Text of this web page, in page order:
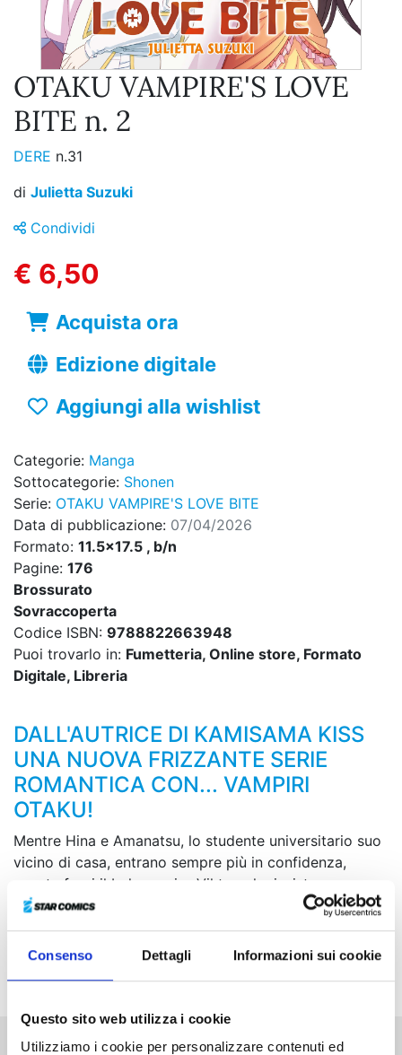
Consenso Dettagli Informazioni sui cookie
Questo sito web utilizza i cookie
Utilizziamo i cookie per personalizzare contenuti ed
OTAKU VAMPIRE'S LOVE
BITE n. 2
DERE n.31
di Julietta Suzuki
Condividi
€ 6,50
Acquista ora
Edizione digitale
Aggiungi alla wishlist
Categorie: Manga
Sottocategorie: Shonen
Serie: OTAKU VAMPIRE'S LOVE BITE
Data di pubblicazione: 07/04/2026
Formato: 11.5x17.5 , b/n
Pagine: 176
Brossurato
Sovraccoperta
Codice ISBN: 9788822663948
Puoi trovarlo in: Fumetteria, Online store, Formato
Digitale, Libreria
DALL'AUTRICE DI KAMISAMA KISS
UNA NUOVA FRIZZANTE SERIE
ROMANTICA CON... VAMPIRI
OTAKU!
Mentre Hina e Amanatsu, lo studente universitario suo
vicino di casa, entrano sempre più in confidenza,
spunta fuori il bel vampiro Viktor, che insiste per
prendersi cura della ragazza in tutto e per tutto, dai
pasti fino ai vestiti! A quel punto Hina, per togliersi
d’impiccio, dichiara che andrà a dormire a casa di